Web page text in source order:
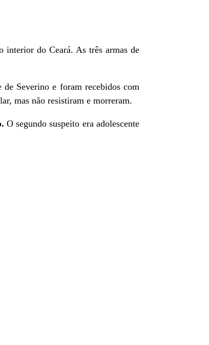
interior do Ceará. As três armas de
Severino e foram recebidos com
mas não resistiram e morreram.
O segundo suspeito era adolescente